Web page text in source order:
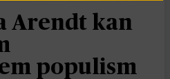
Arendt kan
populism